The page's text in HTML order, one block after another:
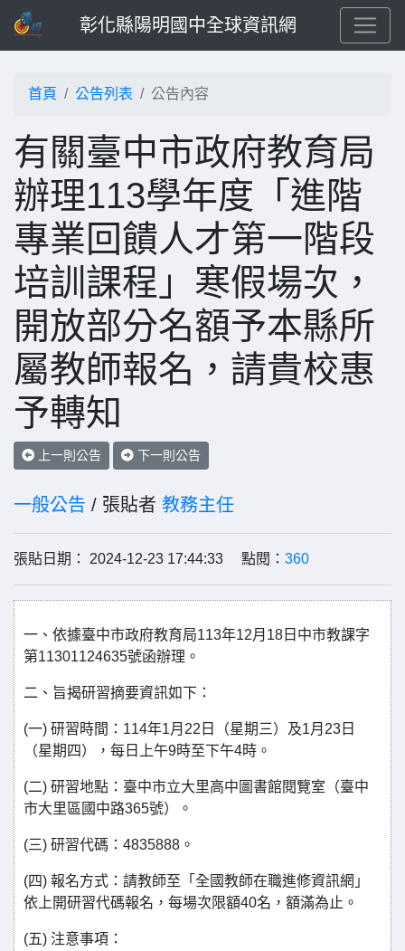
彰化縣陽明國中全球資訊網
首頁 公告列表 公告內容
有關臺中市政府教育局
辦理113學年度「進階
專業回饋人才第一階段
培訓課程」寒假場次，
開放部分名額予本縣所
屬教師報名，請貴校惠
予轉知
上一則公告 下一則公告
一般公告 / 張貼者 教務主任
張貼日期： 2024-12-23 17:44:33 點閱： 360
一、依據臺中市政府教育局113年12月18日中市教課字
第11301124635號函辦理。
二、旨揭研習摘要資訊如下：
(一) 研習時間：114年1月22日（星期三）及1月23日
（星期四），每日上午9時至下午4時。
(二) 研習地點：臺中市立大里高中圖書館閱覽室（臺中
市大里區國中路365號）。
(三) 研習代碼：4835888。
(四) 報名方式：請教師至「全國教師在職進修資訊網」
依上開研習代碼報名，每場次限額40名，額滿為止。
(五) 注意事項：